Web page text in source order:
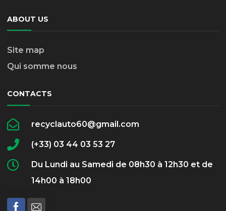
ABOUT US
Site map
Qui somme nous
CONTACTS
recyclauto60@gmail.com
(+33) 03 44 03 53 27
Du Lundi au Samedi de 08h30 à 12h30 et de
14h00 à 18h00